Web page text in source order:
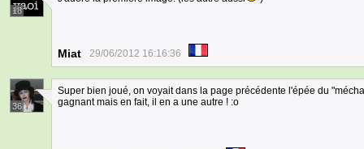
18
Miat 29/06/2012 16:16:36
36
Super bien joué, on voyait dans la page précédente l'épée du
gagnant mais en fait, il en a une autre ! :o